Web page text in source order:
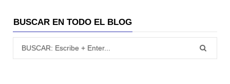
BUSCAR EN TODO EL BLOG